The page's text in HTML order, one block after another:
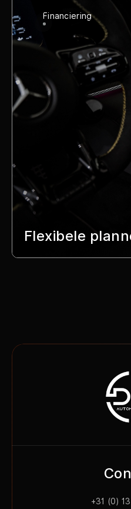
Financiering
Flexibele
+31 (0)